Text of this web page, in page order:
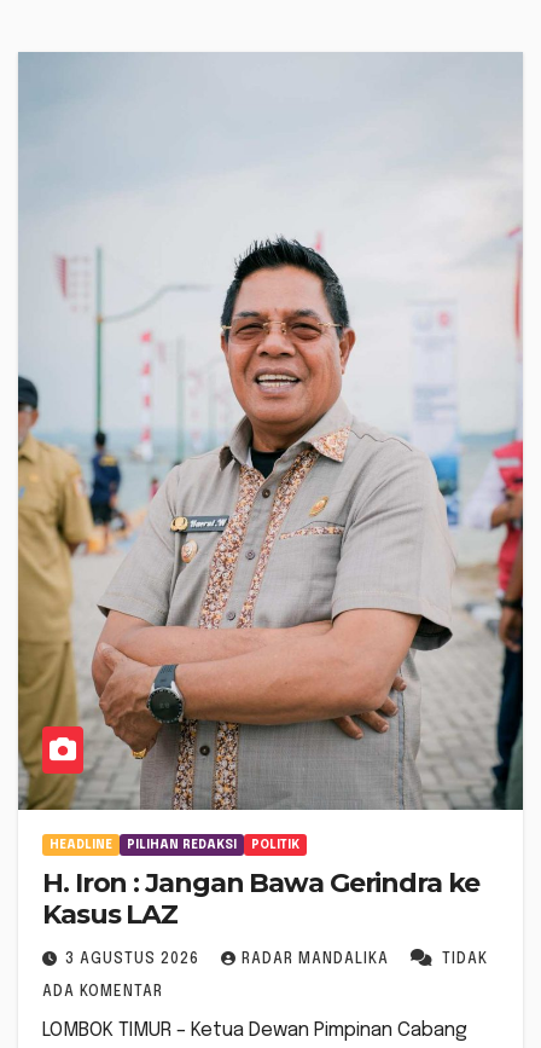
HEADLINE PILIHAN REDAKSI POLITIK
H. Iron : Jangan Bawa Gerindra ke
Kasus LAZ
3 AGUSTUS 2026 RADAR MANDALIKA TIDAK
ADA KOMENTAR
LOMBOK TIMUR – Ketua Dewan Pimpinan Cabang